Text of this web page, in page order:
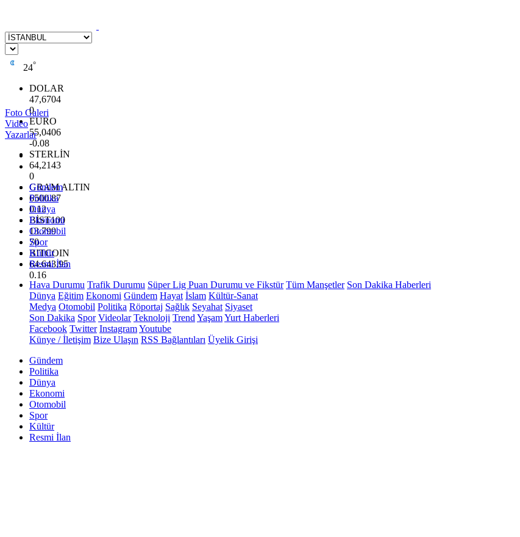
24°
DOLAR
47,6704
0
EURO
55,0406
-0.08
STERLİN
64,2143
0
GRAM ALTIN
6500.87
0.12
BİST100
13.799
70
BITCOIN
64.643,95
0.16
Foto Galeri
Video
Yazarlar
Gündem
Politika
Dünya
Ekonomi
Otomobil
Spor
Kültür
Resmi İlan
Hava Durumu Trafik Durumu Süper Lig Puan Durumu ve Fikstür Tüm Manşetler Son Dakika Haberleri
Dünya Eğitim Ekonomi Gündem Hayat İslam Kültür-Sanat
Medya Otomobil Politika Röportaj Sağlık Seyahat Siyaset
Son Dakika Spor Videolar Teknoloji Trend YaşamYurt Haberleri
Facebook Twitter InstagramYoutube
Künye / İletişim Bize Ulaşın RSS Bağlantıları Üyelik Girişi
Gündem
Politika
Dünya
Ekonomi
Otomobil
Spor
Kültür
Resmi İlan